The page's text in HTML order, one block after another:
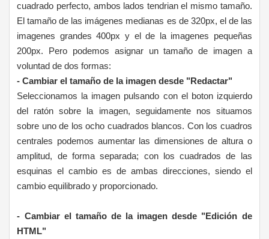
cuadrado perfecto, ambos lados tendrian el mismo tamaño.
El tamaño de las imágenes medianas es de 320px, el de las
imagenes grandes 400px y el de la imagenes pequeñas
200px. Pero podemos asignar un tamaño de imagen a
voluntad de dos formas:
- Cambiar el tamaño de la imagen desde "Redactar"
Seleccionamos la imagen pulsando con el boton izquierdo
del ratón sobre la imagen, seguidamente nos situamos
sobre uno de los ocho cuadrados blancos. Con los cuadros
centrales podemos aumentar las dimensiones de altura o
amplitud, de forma separada; con los cuadrados de las
esquinas el cambio es de ambas direcciones, siendo el
cambio equilibrado y proporcionado.
- Cambiar el tamaño de la imagen desde "Edición de
HTML"